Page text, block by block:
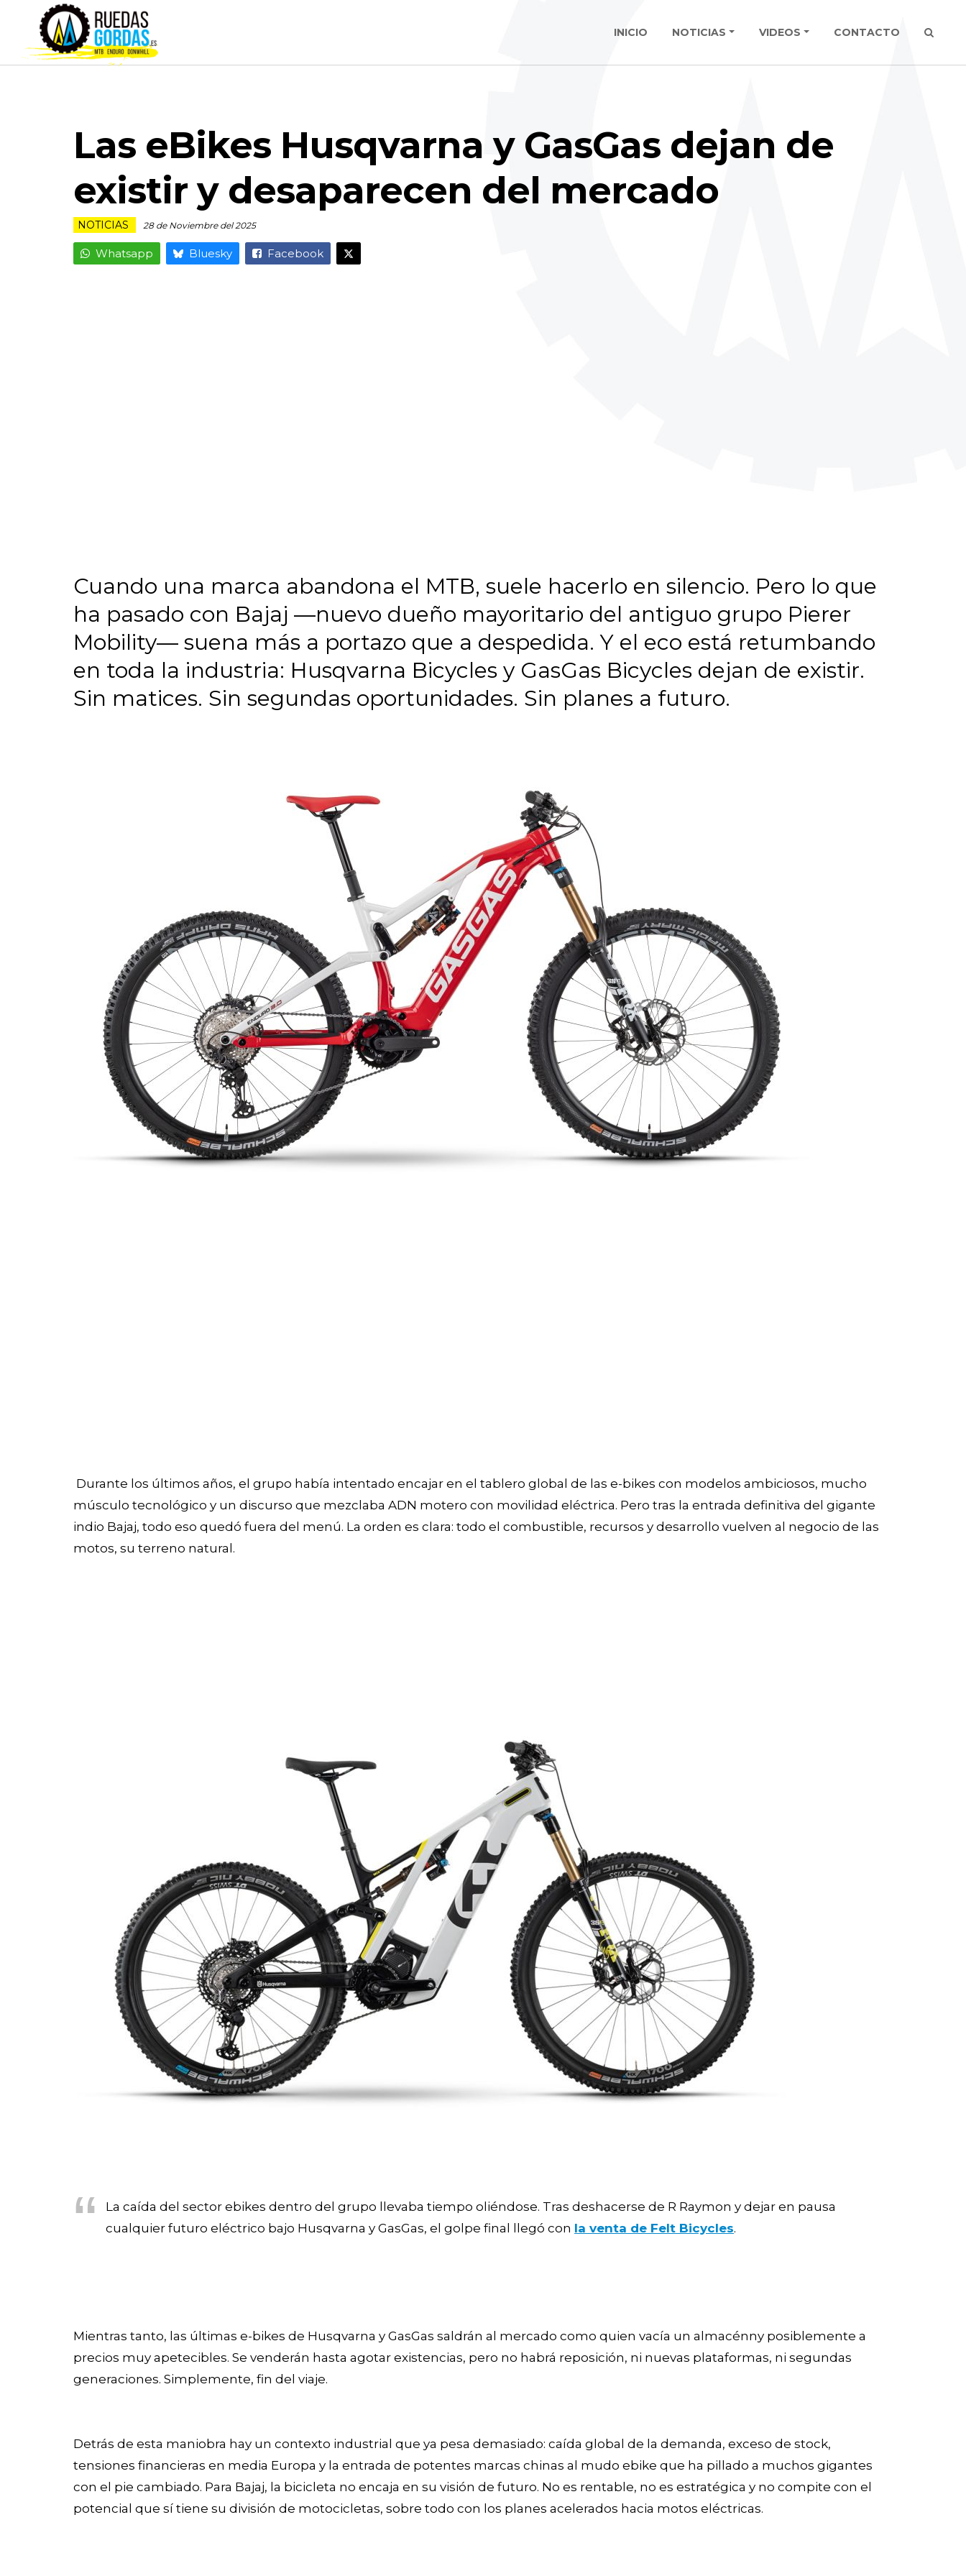
INICIO NOTICIAS VIDEOS CONTACTO
Las eBikes Husqvarna y GasGas dejan de
existir y desaparecen del mercado
NOTICIAS 28 de Noviembre del 2025
Whatsapp Bluesky Facebook
Cuando una marca abandona el MTB, suele hacerlo en silencio. Pero lo que
ha pasado con Bajaj —nuevo dueño mayoritario del antiguo grupo Pierer
Mobility— suena más a portazo que a despedida. Y el eco está retumbando
en toda la industria: Husqvarna Bicycles y GasGas Bicycles dejan de existir.
Sin matices. Sin segundas oportunidades. Sin planes a futuro.
Durante los últimos años, el grupo había intentado encajar en el tablero global de las e-bikes con modelos ambiciosos, mucho
músculo tecnológico y un discurso que mezclaba ADN motero con movilidad eléctrica. Pero tras la entrada definitiva del gigante
indio Bajaj, todo eso quedó fuera del menú. La orden es clara: todo el combustible, recursos y desarrollo vuelven al negocio de las
motos, su terreno natural.
La caída del sector ebikes dentro del grupo llevaba tiempo oliéndose. Tras deshacerse de R Raymon y dejar en pausa
cualquier futuro eléctrico bajo Husqvarna y GasGas, el golpe final llegó con la venta de Felt Bicycles.
Mientras tanto, las últimas e-bikes de Husqvarna y GasGas saldrán al mercado como quien vacía un almacénny posiblemente a
precios muy apetecibles. Se venderán hasta agotar existencias, pero no habrá reposición, ni nuevas plataformas, ni segundas
generaciones. Simplemente, fin del viaje.
Detrás de esta maniobra hay un contexto industrial que ya pesa demasiado: caída global de la demanda, exceso de stock,
tensiones financieras en media Europa y la entrada de potentes marcas chinas al mudo ebike que ha pillado a muchos gigantes
con el pie cambiado. Para Bajaj, la bicicleta no encaja en su visión de futuro. No es rentable, no es estratégica y no compite con el
potencial que sí tiene su división de motocicletas, sobre todo con los planes acelerados hacia motos eléctricas.